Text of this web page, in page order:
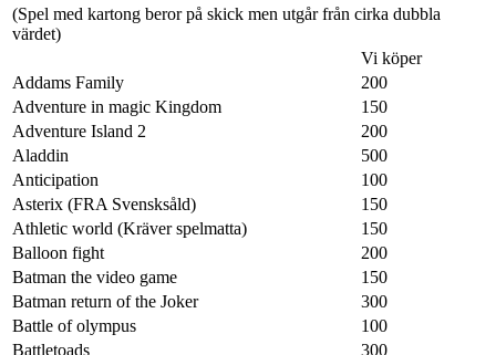
(Spel med kartong beror på skick men utgår från cirka dubbla
värdet)
Vi köper
Addams Family
200
Adventure in magic Kingdom
150
Adventure Island 2
200
Aladdin
500
Anticipation
100
Asterix (FRA Svensksåld)
150
Athletic world (Kräver spelmatta)
150
Balloon fight
200
Batman the video game
150
Batman return of the Joker
300
Battle of olympus
100
Battletoads
300